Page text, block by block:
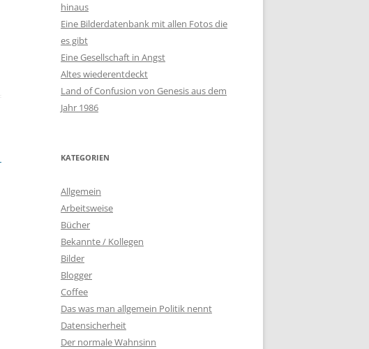
hinaus
Eine Bilderdatenbank mit allen Fotos die
es gibt
Eine Gesellschaft in Angst
Altes wiederentdeckt
Land of Confusion von Genesis aus dem
Jahr 1986
KATEGORIEN
Allgemein
Arbeitsweise
Bücher
Bekannte / Kollegen
Bilder
Blogger
Coffee
Das was man allgemein Politik nennt
Datensicherheit
Der normale Wahnsinn